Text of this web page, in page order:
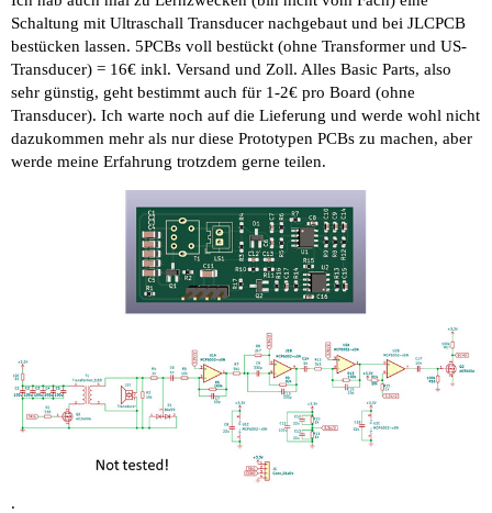
Schaltung mit Ultraschall Transducer nachgebaut und bei JLCPCB
bestücken lassen. 5PCBs voll bestückt (ohne Transformer und US-
Transducer) = 16€ inkl. Versand und Zoll. Alles Basic Parts, also
sehr günstig, geht bestimmt auch für 1-2€ pro Board (ohne
Transducer). Ich warte noch auf die Lieferung und werde wohl nicht
dazukommen mehr als nur diese Prototypen PCBs zu machen, aber
werde meine Erfahrung trotzdem gerne teilen.
.